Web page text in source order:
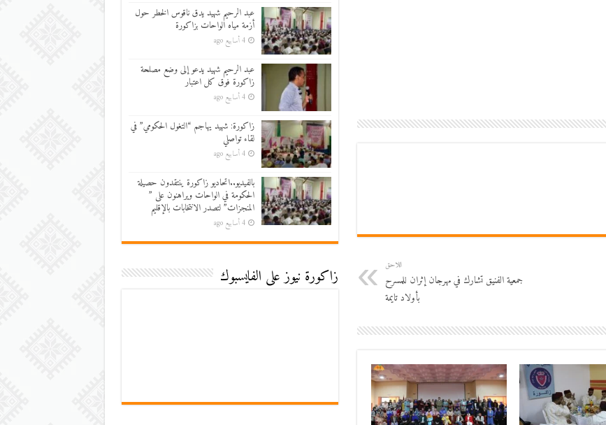
اللاحق
جمعية الفنيق تشارك في مهرجان إثران للمسرح
بأولاد تايمة
عبد الرحيم شهيد يدق ناقوس الخطر حول
أزمة مياه الواحات بزاكورة
4 أسابيع ago
عبد الرحيم شهيد يدعو إلى وضع مصلحة
زاكورة فوق كل اعتبار
4 أسابيع ago
زاكورة: شهيد يهاجم “التغول الحكومي” في
لقاء تواصلي
4 أسابيع ago
بالفيديو..اتحاديو زاكورة ينتقدون حصيلة
الحكومة في الواحات ويراهنون على ”
المنجزات” لتصدر الانتخابات بالإقليم
4 أسابيع ago
زاكورة نيوز على الفايسبوك